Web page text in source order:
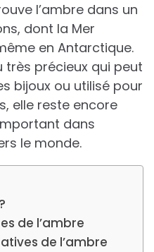
l’ambre dans un
dont la Mer
en Antarctique.
très précieux qui peut
bijoux ou utilisé pour
elle reste encore
dans
le monde.
de l’ambre
de l’ambre